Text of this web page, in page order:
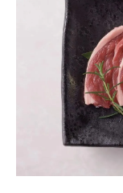
どう楽しむ
品川区
イント
ジンギ
ジンギ
備
品川区